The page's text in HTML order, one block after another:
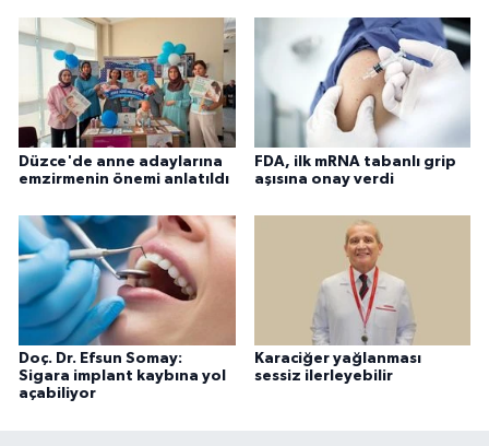
Düzce'de anne adaylarına
emzirmenin önemi anlatıldı
FDA, ilk mRNA tabanlı grip
aşısına onay verdi
Doç. Dr. Efsun Somay:
Sigara implant kaybına yol
açabiliyor
Karaciğer yağlanması
sessiz ilerleyebilir